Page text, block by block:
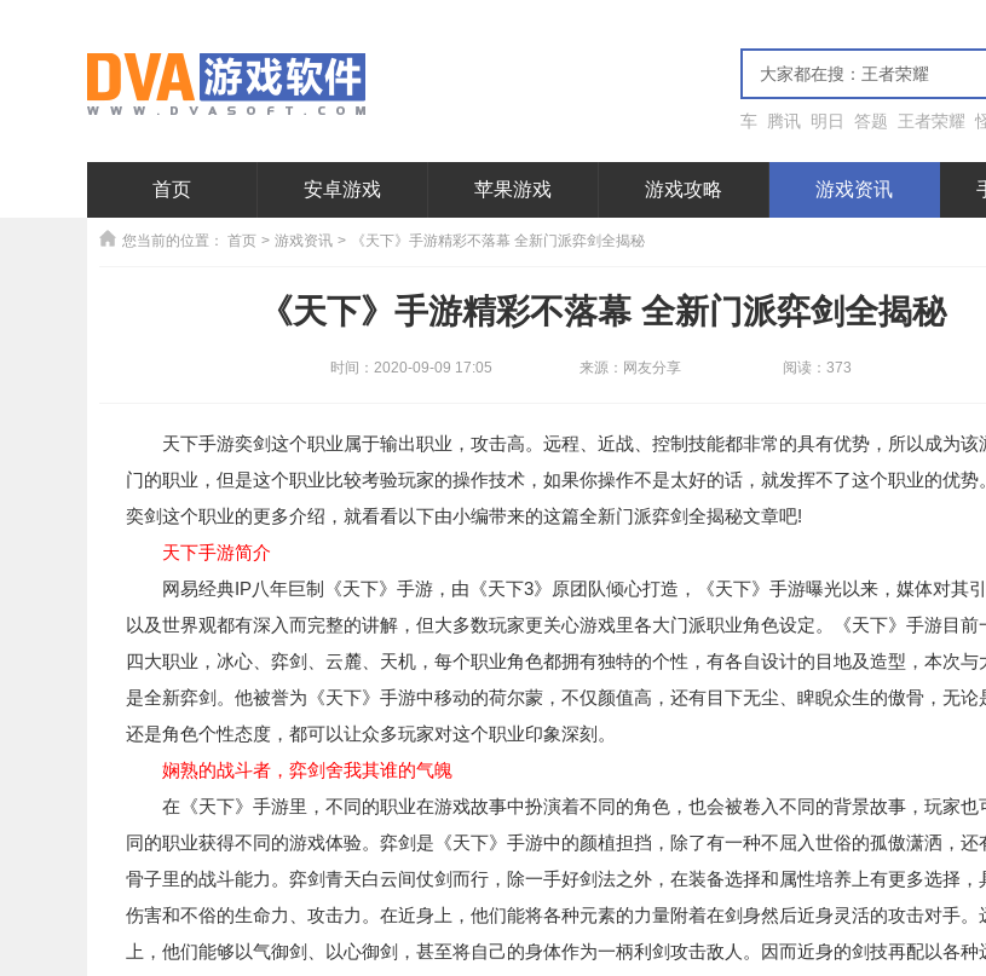
车 腾讯 明日 答题 王者荣耀
首页 安卓游戏 苹果游戏 游戏攻略 游戏资讯
您当前的位置： 首页 > 游戏资讯 > 《天下》手游精彩不落幕 全新门派弈剑全揭秘
《天下》手游精彩不落幕 全新门派弈剑全揭秘
时间：2020-09-09 17:05 来源：网友分享 阅读：373
天下手游奕剑这个职业属于输出职业，攻击高。远程、近战、控制技能都非常的具有优势，所以成为该
门的职业，但是这个职业比较考验玩家的操作技术，如果你操作不是太好的话，就发挥不了这个职业的优势
奕剑这个职业的更多介绍，就看看以下由小编带来的这篇全新门派弈剑全揭秘文章吧!
天下手游简介
网易经典IP八年巨制《天下》手游，由《天下3》原团队倾心打造，《天下》手游曝光以来，媒体对其引
以及世界观都有深入而完整的讲解，但大多数玩家更关心游戏里各大门派职业角色设定。《天下》手游目前
四大职业，冰心、弈剑、云麓、天机，每个职业角色都拥有独特的个性，有各自设计的目地及造型，本次与
是全新弈剑。他被誉为《天下》手游中移动的荷尔蒙，不仅颜值高，还有目下无尘、睥睨众生的傲骨，无论
还是角色个性态度，都可以让众多玩家对这个职业印象深刻。
娴熟的战斗者，弈剑舍我其谁的气魄
在《天下》手游里，不同的职业在游戏故事中扮演着不同的角色，也会被卷入不同的背景故事，玩家也
同的职业获得不同的游戏体验。弈剑是《天下》手游中的颜植担挡，除了有一种不屈入世俗的孤傲潇洒，还
骨子里的战斗能力。弈剑青天白云间仗剑而行，除一手好剑法之外，在装备选择和属性培养上有更多选择，
伤害和不俗的生命力、攻击力。在近身上，他们能将各种元素的力量附着在剑身然后近身灵活的攻击对手。
上，他们能够以气御剑、以心御剑，甚至将自己的身体作为一柄利剑攻击敌人。因而近身的剑技再配以各种